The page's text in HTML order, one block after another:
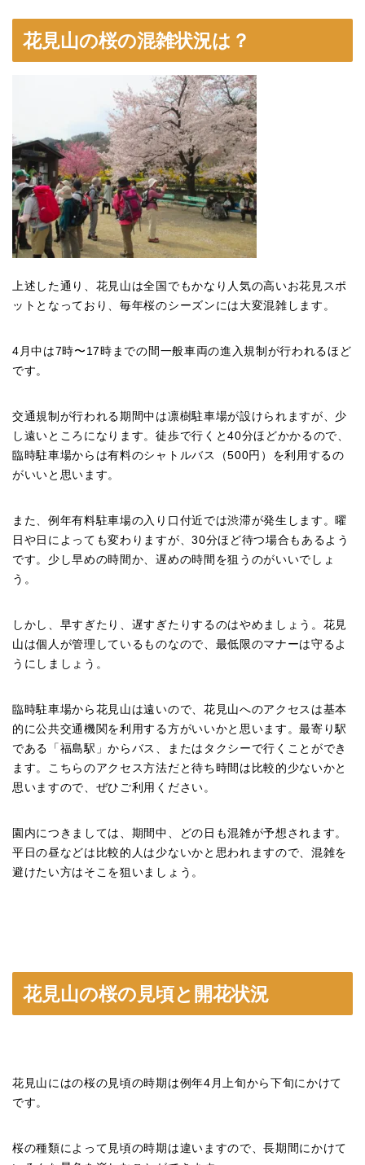
花見山の桜の混雑状況は？
上述した通り、花見山は全国でもかなり人気の高いお花見スポ
ットとなっており、毎年桜のシーズンには大変混雑します。
4月中は7時〜17時までの間一般車両の進入規制が行われるほど
です。
交通規制が行われる期間中は凛樹駐車場が設けられますが、少
し遠いところになります。徒歩で行くと40分ほどかかるので、
臨時駐車場からは有料のシャトルバス（500円）を利用するの
がいいと思います。
また、例年有料駐車場の入り口付近では渋滞が発生します。曜
日や日によっても変わりますが、30分ほど待つ場合もあるよう
です。少し早めの時間か、遅めの時間を狙うのがいいでしょ
う。
しかし、早すぎたり、遅すぎたりするのはやめましょう。花見
山は個人が管理しているものなので、最低限のマナーは守るよ
うにしましょう。
臨時駐車場から花見山は遠いので、花見山へのアクセスは基本
的に公共交通機関を利用する方がいいかと思います。最寄り駅
である「福島駅」からバス、またはタクシーで行くことができ
ます。こちらのアクセス方法だと待ち時間は比較的少ないかと
思いますので、ぜひご利用ください。
園内につきましては、期間中、どの日も混雑が予想されます。
平日の昼などは比較的人は少ないかと思われますので、混雑を
避けたい方はそこを狙いましょう。
花見山の桜の見頃と開花状況
花見山にはの桜の見頃の時期は例年4月上旬から下旬にかけて
です。
桜の種類によって見頃の時期は違いますので、長期間にかけて